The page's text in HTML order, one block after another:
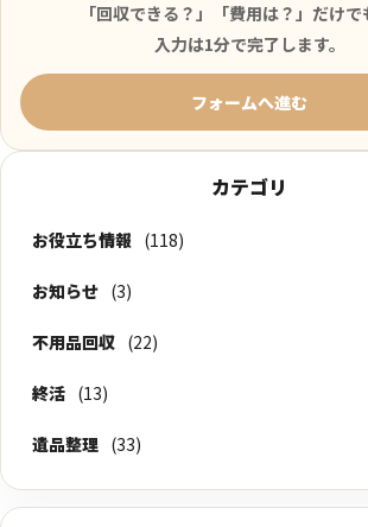
「回収できる？」「費用は？」だけで
入力は1分で完了します。
フォームへ進む
カテゴリ
お役立ち情報 (118)
お知らせ (3)
不用品回収 (22)
終活 (13)
遺品整理 (33)